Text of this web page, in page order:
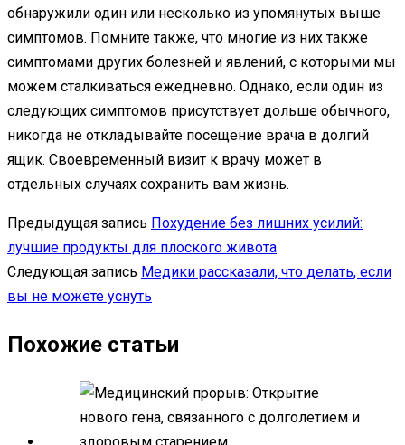
обнаружили один или несколько из упомянутых выше
симптомов. Помните также, что многие из них также
симптомами других болезней и явлений, с которыми мы
можем сталкиваться ежедневно. Однако, если один из
следующих симптомов присутствует дольше обычного,
никогда не откладывайте посещение врача в долгий
ящик. Своевременный визит к врачу может в
отдельных случаях сохранить вам жизнь.
Предыдущая запись Похудение без лишних усилий:
лучшие продукты для плоского живота
Следующая запись Медики рассказали, что делать, если
вы не можете уснуть
Похожие статьи